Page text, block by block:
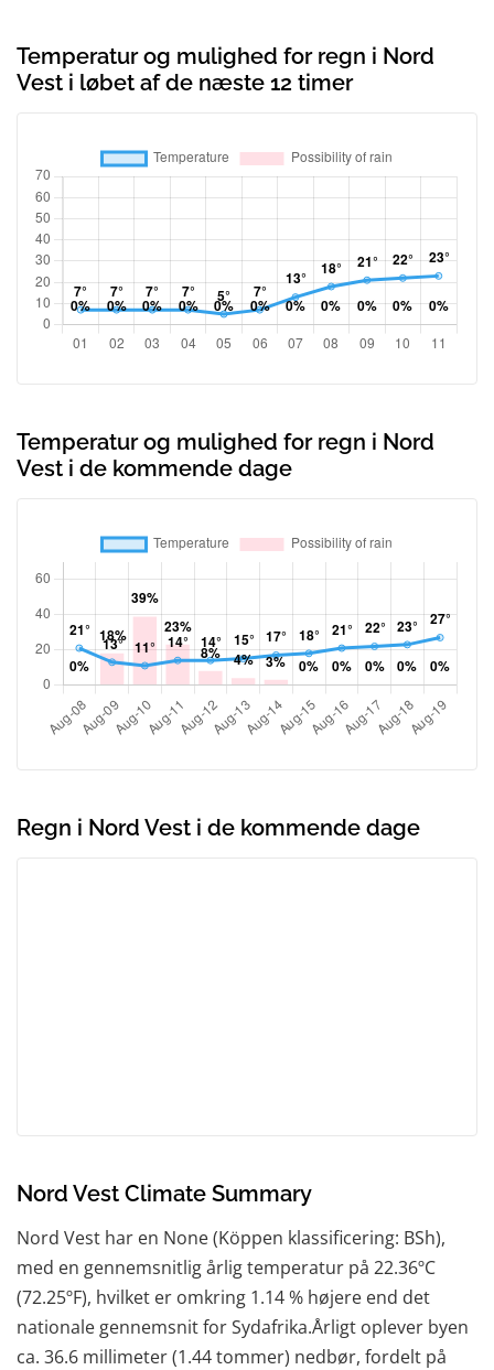
Temperatur og mulighed for regn i Nord
Vest i løbet af de næste 12 timer
Temperatur og mulighed for regn i Nord
Vest i de kommende dage
Regn i Nord Vest i de kommende dage
Nord Vest Climate Summary
Nord Vest har en None (Köppen klassificering: BSh),
med en gennemsnitlig årlig temperatur på 22.36ºC
(72.25ºF), hvilket er omkring 1.14 % højere end det
nationale gennemsnit for Sydafrika.Årligt oplever byen
ca. 36.6 millimeter (1.44 tommer) nedbør, fordelt på